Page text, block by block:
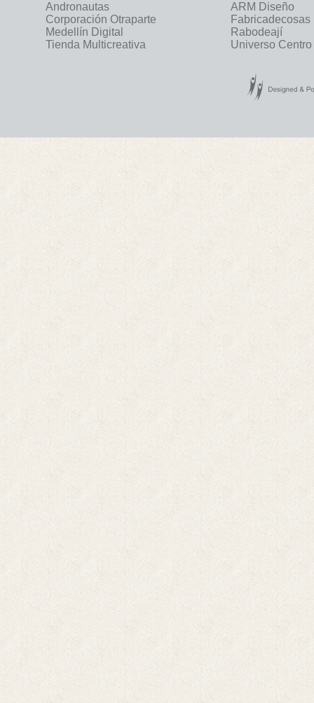
Andronautas
ARM Diseño
Corporación Otraparte
Fabricadecosas
Medellín Digital
Rabodeají
Tienda Multicreativa
Universo Centro